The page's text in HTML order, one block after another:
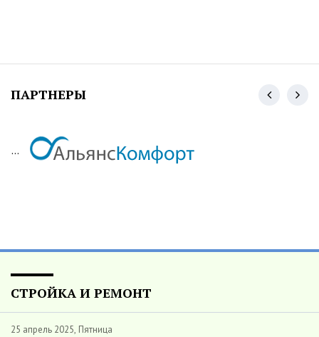
ПАРТНЕРЫ
...
СТРОЙКА И РЕМОНТ
25 апрель 2025, Пятница